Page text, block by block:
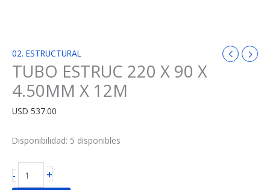
02. ESTRUCTURAL
TUBO ESTRUC 220 X 90 X
4.50MM X 12M
USD 537.00
Disponibilidad: 5 disponibles
- +